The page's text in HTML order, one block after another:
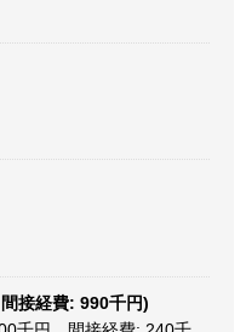
接経費: 990千円)